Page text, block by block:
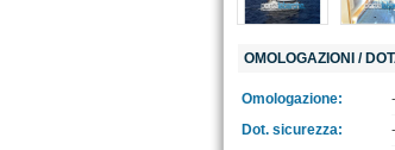
OMOLOGAZIONI /
Omologazione:
Dot. sicurezza: